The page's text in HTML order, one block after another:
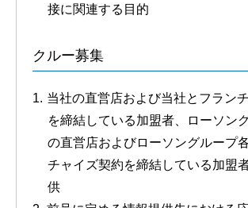
接に関連する目的
クルー募集
当社の直営店および当社とフラン
を締結している加盟者、ローソン
の直営店およびローソングループ
チャイズ契約を締結している加盟
供